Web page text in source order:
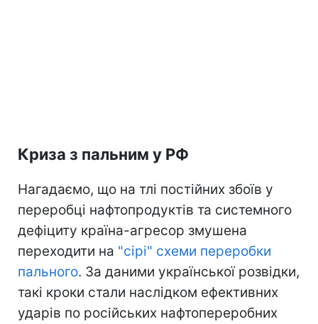
Криза з пальним у РФ
Нагадаємо, що на тлі постійних збоїв у
переробці нафтопродуктів та системного
дефіциту країна-агресор змушена
переходити на "сірі" схеми переробки
пального. За даними української розвідки,
такі кроки стали наслідком ефективних
ударів по російських нафтопереробних